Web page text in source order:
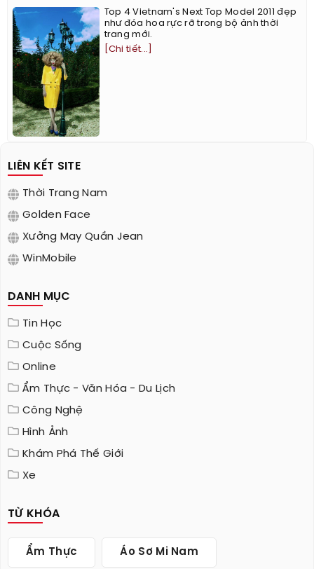
Top 4 Vietnam's Next Top Model 2011 đẹp
như đóa hoa rực rỡ trong bộ ảnh thời
trang mới.
[Chi tiết...]
LIÊN KẾT SITE
Thời Trang Nam
Golden Face
Xưởng May Quần Jean
WinMobile
DANH MỤC
Tin Học
Cuộc Sống
Online
Ẩm Thực - Văn Hóa - Du Lịch
Công Nghệ
Hình Ảnh
Khám Phá Thế Giới
Xe
TỪ KHÓA
Ẩm Thực Áo Sơ Mi Nam